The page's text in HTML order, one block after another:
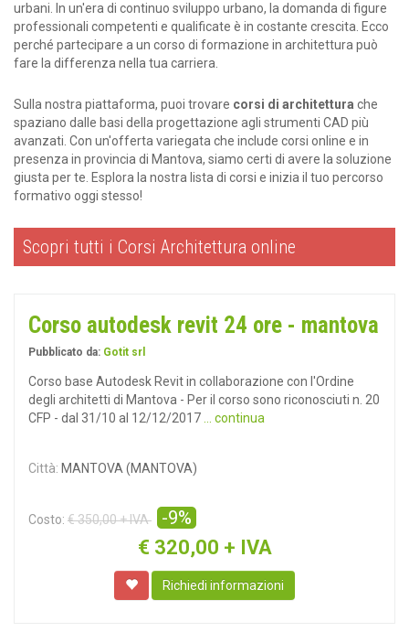
urbani. In un'era di continuo sviluppo urbano, la domanda di figure
professionali competenti e qualificate è in costante crescita. Ecco
perché partecipare a un corso di formazione in architettura può
fare la differenza nella tua carriera.
Sulla nostra piattaforma, puoi trovare corsi di architettura che
spaziano dalle basi della progettazione agli strumenti CAD più
avanzati. Con un'offerta variegata che include corsi online e in
presenza in provincia di Mantova, siamo certi di avere la soluzione
giusta per te. Esplora la nostra lista di corsi e inizia il tuo percorso
formativo oggi stesso!
Scopri tutti i Corsi Architettura online
Corso autodesk revit 24 ore - mantova
Pubblicato da: Gotit srl
Corso base Autodesk Revit in collaborazione con l'Ordine
degli architetti di Mantova - Per il corso sono riconosciuti n. 20
CFP - dal 31/10 al 12/12/2017
... continua
Città: MANTOVA (MANTOVA)
Costo: € 350,00 + IVA -9%
€ 320,00 + IVA
Richiedi informazioni